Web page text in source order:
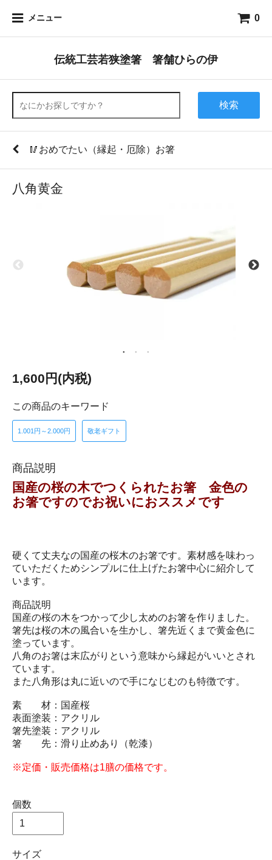
メニュー 0
伝統工芸若狭塗箸 箸舗ひらの伊
検索
🥢おめでたい（縁起・厄除）お箸
八角黄金
1,600円(内税)
この商品のキーワード
1.001円～2.000円 敬老ギフト
商品説明
国産の桜の木でつくられたお箸 金色の
お箸ですのでお祝いにおススメです
硬くて丈夫なの国産の桜木のお箸です。素材感を味わっ
ていただくためシンプルに仕上げたお箸中心に紹介して
います。
商品説明
国産の桜の木をつかって少し太めのお箸を作りました。
箸先は桜の木の風合いを生かし、箸先近くまで黄金色に
塗っています。
八角のお箸は末広がりという意味から縁起がいいとされ
ています。
また八角形は丸に近いので手になじむのも特徴です。
素 材：国産桜
表面塗装：アクリル
箸先塗装：アクリル
箸 先：滑り止めあり（乾漆）
※定価・販売価格は1膳の価格です。
個数
サイズ